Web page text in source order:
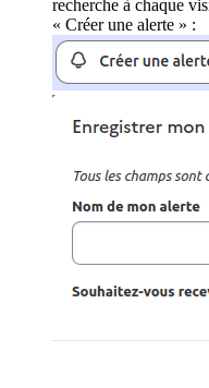
recherche à chaque
« Créer une alerte » :